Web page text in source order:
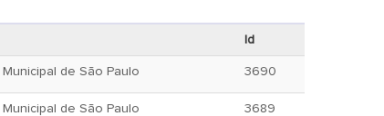
Id
de São Paulo 3690
de São Paulo 3689